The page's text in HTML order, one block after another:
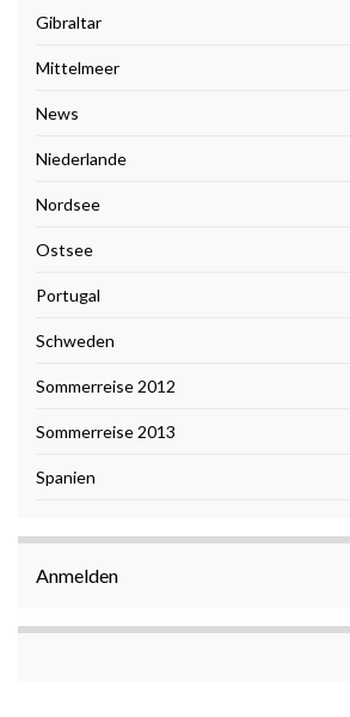
Gibraltar
Mittelmeer
News
Niederlande
Nordsee
Ostsee
Portugal
Schweden
Sommerreise 2012
Sommerreise 2013
Spanien
Anmelden